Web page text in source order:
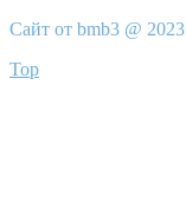
Сайт от bmb3 @ 2023
Top